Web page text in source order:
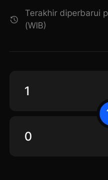
Terakhir diperbarui
(WIB)